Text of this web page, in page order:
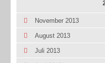
November 2013
August 2013
Juli 2013